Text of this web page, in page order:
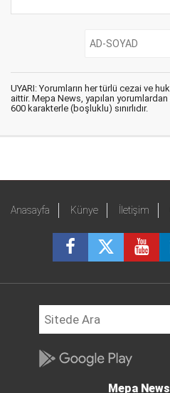
UYARI: Yorumların her türlü cezai ve
aittir. Mepa News, yapılan
600 karakterle (boşluklu) sınırlıdır.
Anasayfa Künye İletişim
Mepa News